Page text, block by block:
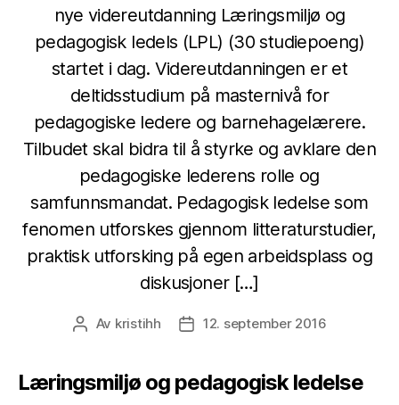
nye videreutdanning Læringsmiljø og
pedagogisk ledels (LPL) (30 studiepoeng)
startet i dag. Videreutdanningen er et
deltidsstudium på masternivå for
pedagogiske ledere og barnehagelærere.
Tilbudet skal bidra til å styrke og avklare den
pedagogiske lederens rolle og
samfunnsmandat. Pedagogisk ledelse som
fenomen utforskes gjennom litteraturstudier,
praktisk utforsking på egen arbeidsplass og
diskusjoner […]
Innleggsforfatter
Av kristihh Publiseringsdato
12. september 2016
Læringsmiljø og pedagogisk ledelse